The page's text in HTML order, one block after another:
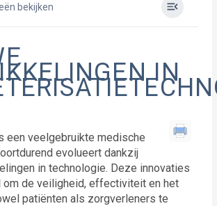
bekijken
IN
een veelgebruikte medische
evolueert dankzij
in technologie. Deze innovaties
om de veiligheid, effectiviteit en het
patiënten als zorgverleners te